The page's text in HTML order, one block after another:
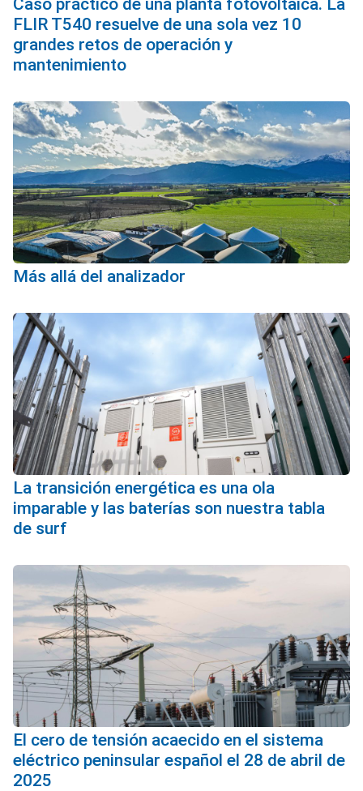
Caso práctico de una planta fotovoltaica. La
FLIR T540 resuelve de una sola vez 10
grandes retos de operación y
mantenimiento
Más allá del analizador
La transición energética es una ola
imparable y las baterías son nuestra tabla
de surf
El cero de tensión acaecido en el sistema
eléctrico peninsular español el 28 de abril de
2025